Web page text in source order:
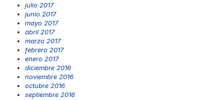
julio 2017
junio 2017
mayo 2017
abril 2017
marzo 2017
febrero 2017
enero 2017
diciembre 2016
noviembre 2016
octubre 2016
septiembre 2016